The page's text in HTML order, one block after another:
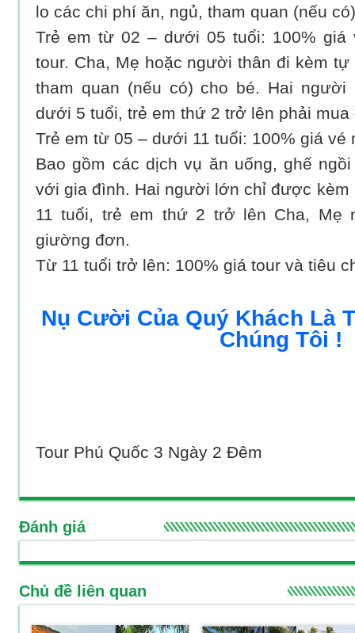
lo các chi phí ăn, ngủ, tham quan (nếu
Trẻ em từ 02 – dưới 05 tuổi: 100% giá
tour. Cha, Mẹ hoặc người thân đi kèm
tham quan (nếu có) cho bé. Hai
dưới 5 tuổi, trẻ em thứ 2 trở lên phải
Trẻ em từ 05 – dưới 11 tuổi: 100% giá vé
Bao gồm các dịch vụ ăn uống, ghế
với gia đình. Hai người lớn chỉ được
11 tuổi, trẻ em thứ 2 trở lên Cha, Mẹ
giường đơn.
Từ 11 tuổi trở lên: 100% giá tour và tiêu
Nụ Cười Của Quý Khách Là
Chúng Tôi !
Tour Phú Quốc 3 Ngày 2 Đêm
Đánh giá
Chủ đề liên quan